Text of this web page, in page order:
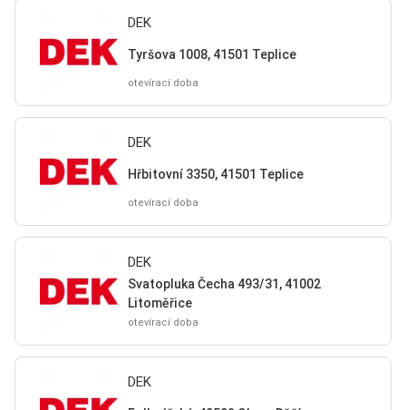
DEK
Tyršova 1008, 41501 Teplice
otevírací doba
DEK
Hřbitovní 3350, 41501 Teplice
otevírací doba
DEK
Svatopluka Čecha 493/31, 41002
Litoměřice
otevírací doba
DEK